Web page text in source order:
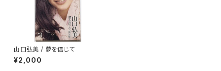
山口弘美 / 夢を信じて
¥2,000